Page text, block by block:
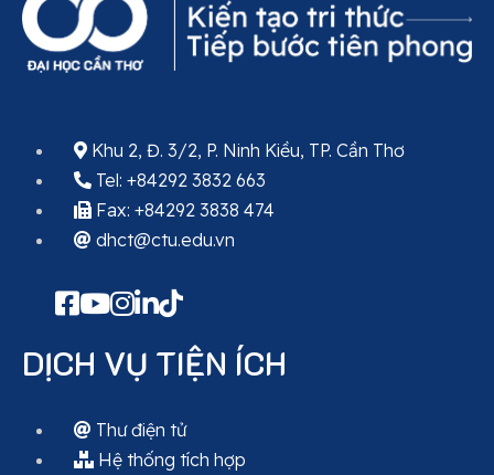
Khu 2, Đ. 3/2, P. Ninh Kiều, TP. Cần Thơ
Tel: +84292 3832 663
Fax: +84292 3838 474
dhct@ctu.edu.vn
DỊCH VỤ TIỆN ÍCH
Thư điện tử
Hệ thống tích hợp